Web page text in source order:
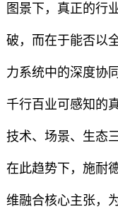
图景下，真正的行
破，而在于能否以
力系统中的深度协
千行百业可感知的
技术、场景、生态
在此趋势下，施耐
维融合核心主张，